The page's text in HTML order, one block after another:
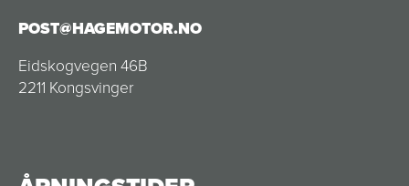
POST@HAGEMOTOR.NO
Eidskogvegen 46B
2211 Kongsvinger